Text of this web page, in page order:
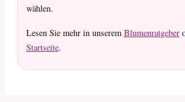
wählen.
Lesen Sie mehr in unserem Blumenratgeber
Startseite.